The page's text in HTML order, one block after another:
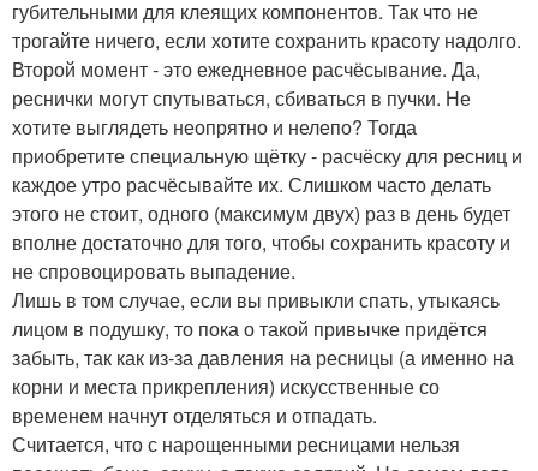
губительными для клеящих компонентов. Так что не
трогайте ничего, если хотите сохранить красоту надолго.
Второй момент - это ежедневное расчёсывание. Да,
реснички могут спутываться, сбиваться в пучки. Не
хотите выглядеть неопрятно и нелепо? Тогда
приобретите специальную щётку - расчёску для ресниц и
каждое утро расчёсывайте их. Слишком часто делать
этого не стоит, одного (максимум двух) раз в день будет
вполне достаточно для того, чтобы сохранить красоту и
не спровоцировать выпадение.
Лишь в том случае, если вы привыкли спать, утыкаясь
лицом в подушку, то пока о такой привычке придётся
забыть, так как из-за давления на ресницы (а именно на
корни и места прикрепления) искусственные со
временем начнут отделяться и отпадать.
Считается, что с нарощенными ресницами нельзя